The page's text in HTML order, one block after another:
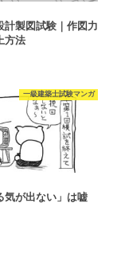
計製図試験｜作図力
方法
一級建築士試験マンガ
気が出ない」は嘘